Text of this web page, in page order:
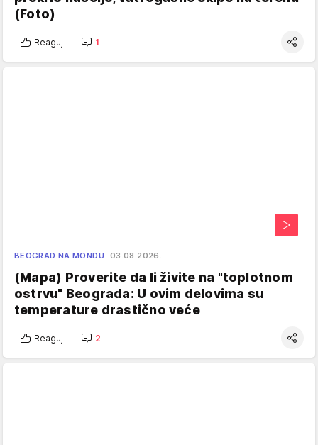
(Foto)
Reaguj 1
BEOGRAD NA MONDU 03.08.2026.
(Mapa) Proverite da li živite na "toplotnom
ostrvu" Beograda: U ovim delovima su
temperature drastično veće
Reaguj 2